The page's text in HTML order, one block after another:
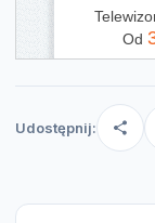
Od
Udostępnij: